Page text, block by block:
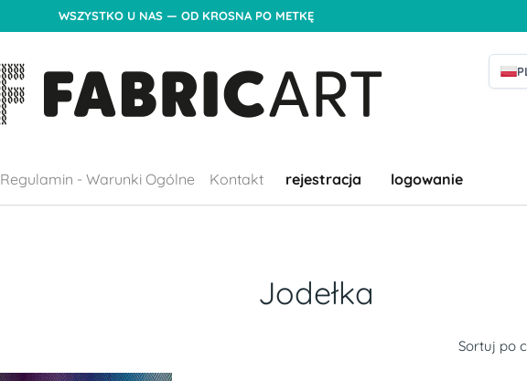
WSZYSTKO U NAS — OD KROSNA PO METKĘ
Regulamin - Warunki Ogólne Kontakt rejestracja logowanie
Jodełka
Sortuj po